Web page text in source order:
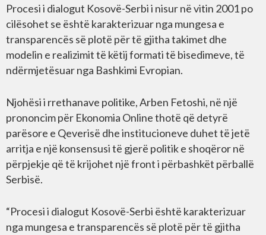
Procesi i dialogut Kosovë-Serbi i nisur në vitin 2001 po
cilësohet se është karakterizuar nga mungesa e
transparencës së plotë për të gjitha takimet dhe
modelin e realizimit të këtij formati të bisedimeve, të
ndërmjetësuar nga Bashkimi Evropian.
Njohësi i rrethanave politike, Arben Fetoshi, në një
prononcim për Ekonomia Online thotë që detyrë
parësore e Qeverisë dhe institucioneve duhet të jetë
arritja e një konsensusi të gjerë politik e shoqëror në
përpjekje që të krijohet një front i përbashkët përballë
Serbisë.
“Procesi i dialogut Kosovë-Serbi është karakterizuar
nga mungesa e transparencës së plotë për të gjitha